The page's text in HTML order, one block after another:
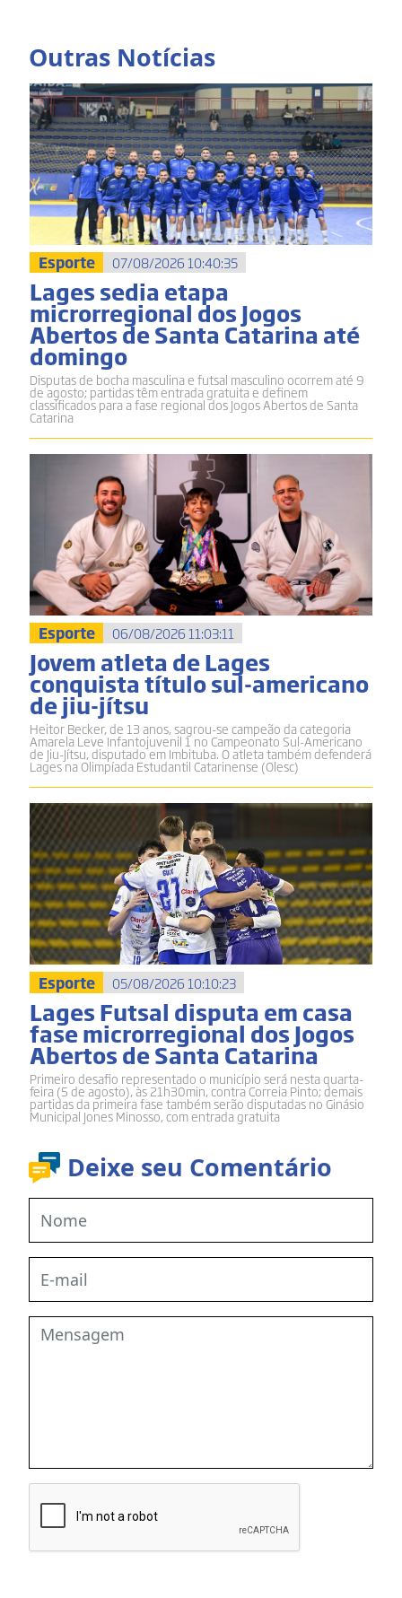
Deixe seu Comentário
Outras Notícias
Esporte 07/08/2026 10:40:35
Lages sedia etapa
microrregional dos Jogos
Abertos de Santa Catarina até
domingo
Disputas de bocha masculina e futsal masculino ocorrem até 9
de agosto; partidas têm entrada gratuita e definem
classificados para a fase regional dos Jogos Abertos de Santa
Catarina
Esporte 06/08/2026 11:03:11
Jovem atleta de Lages
conquista título sul-americano
de jiu-jítsu
Heitor Becker, de 13 anos, sagrou-se campeão da categoria
Amarela Leve Infantojuvenil 1 no Campeonato Sul-Americano
de Jiu-Jítsu, disputado em Imbituba. O atleta também defenderá
Lages na Olimpíada Estudantil Catarinense (Olesc)
Esporte 05/08/2026 10:10:23
Lages Futsal disputa em casa
fase microrregional dos Jogos
Abertos de Santa Catarina
Primeiro desafio representado o município será nesta quarta-
feira (5 de agosto), às 21h30min, contra Correia Pinto; demais
partidas da primeira fase também serão disputadas no Ginásio
Municipal Jones Minosso, com entrada gratuita